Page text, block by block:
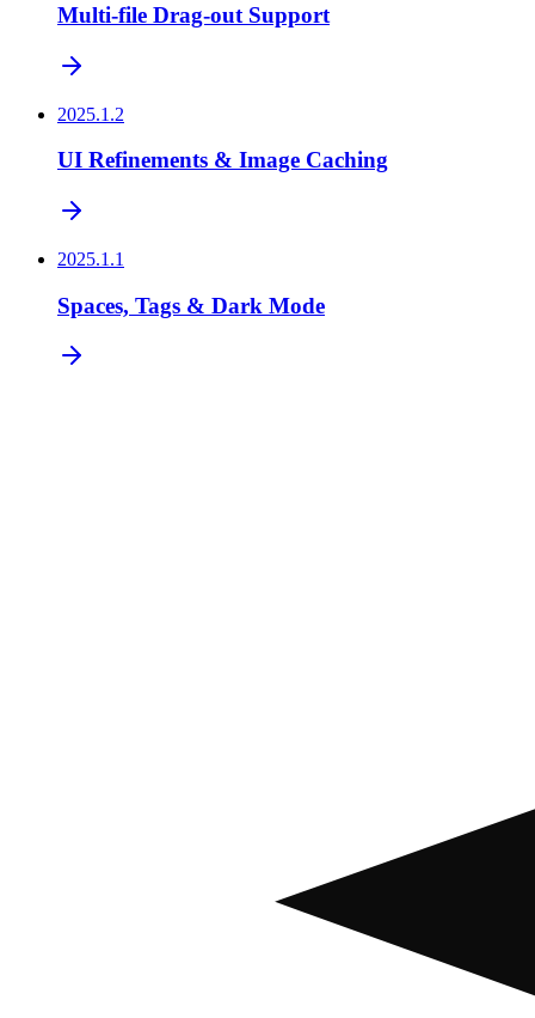
Multi-file Drag-out Support
2025.1.2
UI Refinements & Image Caching
2025.1.1
Spaces, Tags & Dark Mode